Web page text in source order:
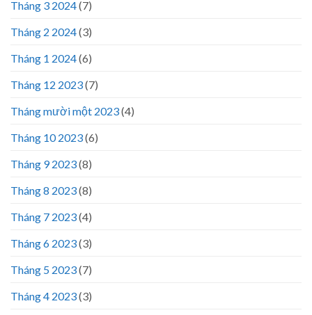
Tháng 3 2024(7)
Tháng 2 2024(3)
Tháng 1 2024(6)
Tháng 12 2023(7)
Tháng mười một 2023(4)
Tháng 10 2023(6)
Tháng 9 2023(8)
Tháng 8 2023(8)
Tháng 7 2023(4)
Tháng 6 2023(3)
Tháng 5 2023(7)
Tháng 4 2023(3)